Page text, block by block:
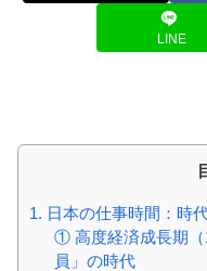
LINE
1. 日本の仕事時間：時
① 高度経済成長期（
員」の時代